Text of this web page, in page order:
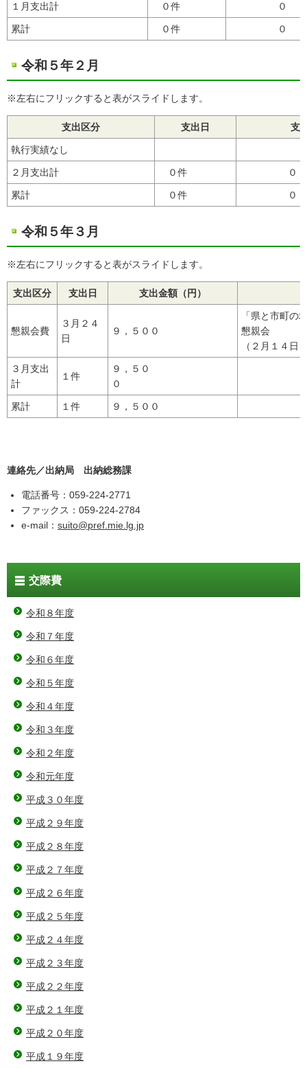
１月支出計 ０件
累計 ０件 ０
令和５年２月
※左右にフリックすると表がスライドします。
支出区分 支出日 支
執行実績なし
２月支出計 ０件
累計 ０件
令和５年３月
※左右にフリックすると表がスライドします。
支出区分 支出日 支出金額（円）
懇親会費
３月２４
日
９，５００
「県と市町
懇親会
（２月１４日
３月支出
計
１件
９，５０
０
累計 １件 ９，５００
連絡先／出納局 出納総務課
電話番号：059-224-2771
ファックス：059-224-2784
e-mail： suito@pref.mie.lg.jp
交際費
令和８年度
令和７年度
令和６年度
令和５年度
令和４年度
令和３年度
令和２年度
令和元年度
平成３０年度
平成２９年度
平成２８年度
平成２７年度
平成２６年度
平成２５年度
平成２４年度
平成２３年度
平成２２年度
平成２１年度
平成２０年度
平成１９年度